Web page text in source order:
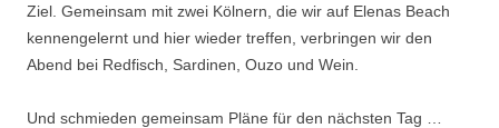
Ziel. Gemeinsam mit zwei Kölnern, die wir auf Elenas Beach
kennengelernt und hier wieder treffen, verbringen wir den
Abend bei Redfisch, Sardinen, Ouzo und Wein.
Und schmieden gemeinsam Pläne für den nächsten Tag …